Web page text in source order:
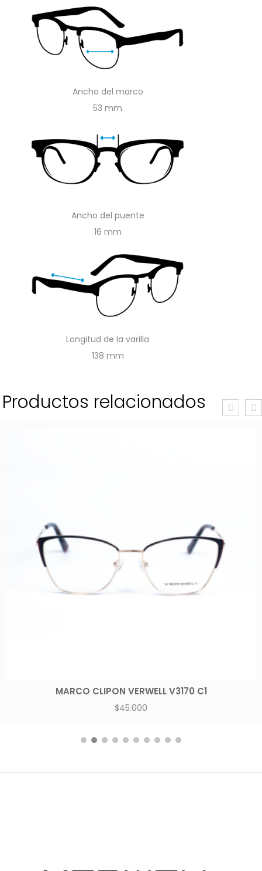
Ancho del marco
53
Ancho del puente
16
Longitud de la varilla
138
Productos relacionados
MARCO CLIPON VERWELL V3170 C1
$45.000